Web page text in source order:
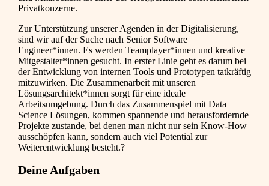
Privatkonzerne.
Zur Unterstützung unserer Agenden in der Digitalisierung,
sind wir auf der Suche nach Senior Software
Engineer*innen. Es werden Teamplayer*innen und kreative
Mitgestalter*innen gesucht. In erster Linie geht es darum bei
der Entwicklung von internen Tools und Prototypen tatkräftig
mitzuwirken. Die Zusammenarbeit mit unseren
Lösungsarchitekt*innen sorgt für eine ideale
Arbeitsumgebung. Durch das Zusammenspiel mit Data
Science Lösungen, kommen spannende und herausfordernde
Projekte zustande, bei denen man nicht nur sein Know-How
ausschöpfen kann, sondern auch viel Potential zur
Weiterentwicklung besteht.?
Deine Aufgaben